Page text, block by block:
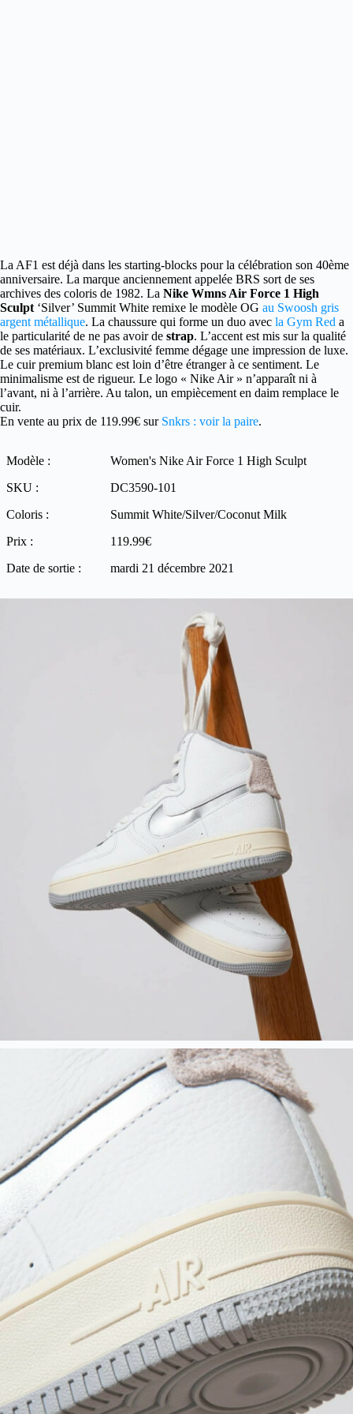
La AF1 est déjà dans les starting-blocks pour la célébration son 40ème
anniversaire. La marque anciennement appelée BRS sort de ses
archives des coloris de 1982. La Nike Wmns Air Force 1 High
Sculpt ‘Silver’ Summit White remixe le modèle OG au Swoosh gris
argent métallique. La chaussure qui forme un duo avec la Gym Red a
le particularité de ne pas avoir de strap. L’accent est mis sur la qualité
de ses matériaux. L’exclusivité femme dégage une impression de luxe.
Le cuir premium blanc est loin d’être étranger à ce sentiment. Le
minimalisme est de rigueur. Le logo « Nike Air » n’apparaît ni à
l’avant, ni à l’arrière. Au talon, un empiècement en daim remplace le
cuir.
En vente au prix de 119.99€ sur Snkrs : voir la paire.
Modèle :
Women's Nike Air Force 1 High Sculpt
SKU :
DC3590-101
Coloris :
Summit White/Silver/Coconut Milk
Prix :
119.99€
Date de sortie :
mardi 21 décembre 2021